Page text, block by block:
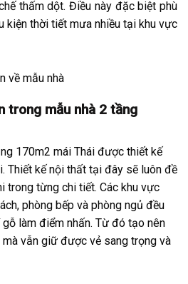
thấm dột. Điều này đặc biệt phù
kiện thời tiết mưa nhiều tại khu vực
trong mẫu nhà 2 tầng
170m2 mái Thái được thiết kế
Thiết kế nội thất tại đây sẽ luôn đề
trong từng chi tiết. Các khu vực
phòng bếp và phòng ngủ đều
làm điểm nhấn. Từ đó tạo nên
vẫn giữ được vẻ sang trọng và